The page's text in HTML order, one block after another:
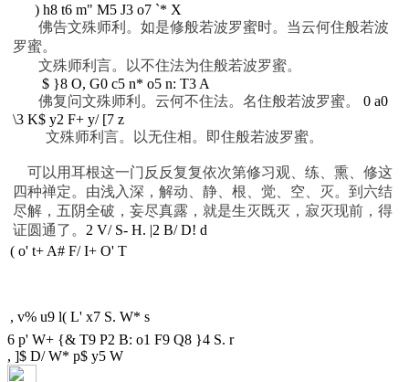
) h8 t6 m" M5 J3 o7 `* X
佛告文殊师利。如是修般若波罗蜜时。当云何住般若波
罗蜜。
文殊师利言。以不住法为住般若波罗蜜。
$ }8 O, G0 c5 n* o5 n: T3 A
佛复问文殊师利。云何不住法。名住般若波罗蜜。 0 a0
\3 K$ y2 F+ y/ [7 z
文殊师利言。以无住相。即住般若波罗蜜。
可以用耳根这一门反反复复依次第修习观、练、熏、修这
四种禅定。由浅入深，解动、静、根、觉、空、灭。到六结
尽解，五阴全破，妄尽真露，就是生灭既灭，寂灭现前，得
证圆通了。 2 V/ S- H. |2 B/ D! d
( o' t+ A# F/ I+ O' T
, v% u9 l( L' x7 S. W* s
6 p' W+ {& T9 P2 B: o1 F9 Q8 }4 S. r
, ]$ D/ W* p$ y5 W